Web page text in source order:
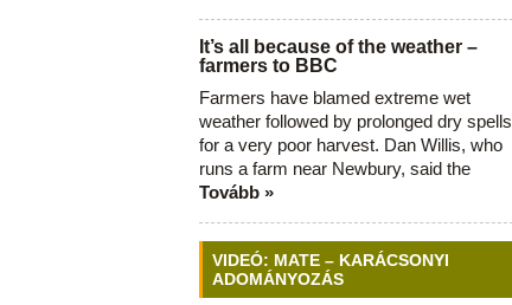
It’s all because of the weather –
farmers to BBC
Farmers have blamed extreme wet
weather followed by prolonged dry spells
for a very poor harvest. Dan Willis, who
runs a farm near Newbury, said the
Tovább »
VIDEÓ: MATE – KARÁCSONYI
ADOMÁNYOZÁS